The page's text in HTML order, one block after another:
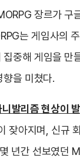
장르가 구
는 게임사의
중해 게임을 만
향을 미쳤다.
발리즘 현상이
잦아지며, 신규
년간 선보였던